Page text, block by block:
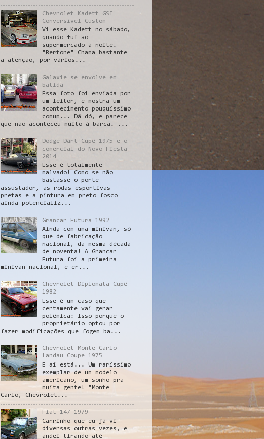
Chevrolet Kadett GSI
Conversível Custom
Vi esse Kadett no sábado,
quando fui ao
supermercado à noite.
"Bertone" Chama bastante
a atenção, por vários...
Galaxie se envolve em
batida
Essa foto foi enviada por
um leitor, e mostra um
acontecimento pouquíssimo
comum... Dá dó, e parece
que não aconteceu muito à barca. ...
Dodge Dart Cupê 1975 e o
comercial do Novo Fiesta
2014
Esse é totalmente
malvado! Como se não
bastasse o porte
assustador, as rodas esportivas
pretas e a pintura em preto fosco
ainda potencializ...
Grancar Futura 1992
Ainda com uma minivan, só
que de fabricação
nacional, da mesma década
de noventa! A Grancar
Futura foi a primeira
minivan nacional, e er...
Chevrolet Diplomata Cupê
1982
Esse é um caso que
certamente vai gerar
polêmica: Isso porque o
proprietário optou por
fazer modificações que fogem ba...
Chevrolet Monte Carlo
Landau Coupe 1975
E aí está... Um raríssimo
exemplar de um modelo
americano, um sonho pra
muita gente! "Monte
Carlo, Chevrolet...
Fiat 147 1979
Carrinho que eu já vi
diversas outras vezes, e
andei tirando até